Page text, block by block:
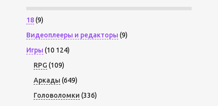
18(9)
Видеоплееры и редакторы (9)
Игры (10 124)
RPG (109)
Аркады (649)
Головоломки (336)